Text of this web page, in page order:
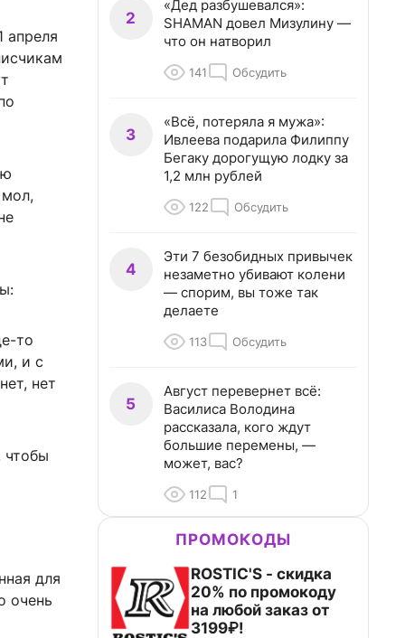
апреля
то
и с
нет
чтобы
для
очень
2
«Дед разбушевался»:
SHAMAN довел Мизулину —
что он натворил
141 Обсудить
3
«Всё, потеряла я мужа»:
Ивлеева подарила Филиппу
Бегаку дорогущую лодку за
1,2 млн рублей
122 Обсудить
4
Эти 7 безобидных привычек
незаметно убивают колени
— спорим, вы тоже так
делаете
113 Обсудить
5
Август перевернет всё:
Василиса Володина
рассказала, кого ждут
большие перемены, —
может, вас?
112 1
ПРОМОКОДЫ
ROSTIC'S - скидка
20% по промокоду
на любой заказ от
3199₽!